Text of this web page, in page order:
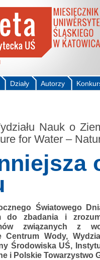
Autorzy
Działy
Nauk o
for Water –
Światowego
do zbadania i
związanych z
Centrum Wody,
Środowiska UŚ,
i Polskie Towarzystwo